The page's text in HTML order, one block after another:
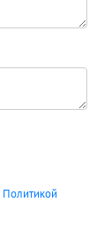
Политикой